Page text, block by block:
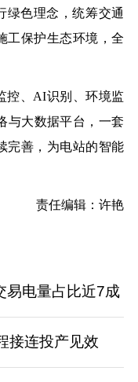
绿色理念，统筹交通
工保护生态环境，全
、AI识别、环境监
与大数据平台，一套
完善，为电站的智能
责任编辑：许艳
易电量占比近7成
接连投产见效